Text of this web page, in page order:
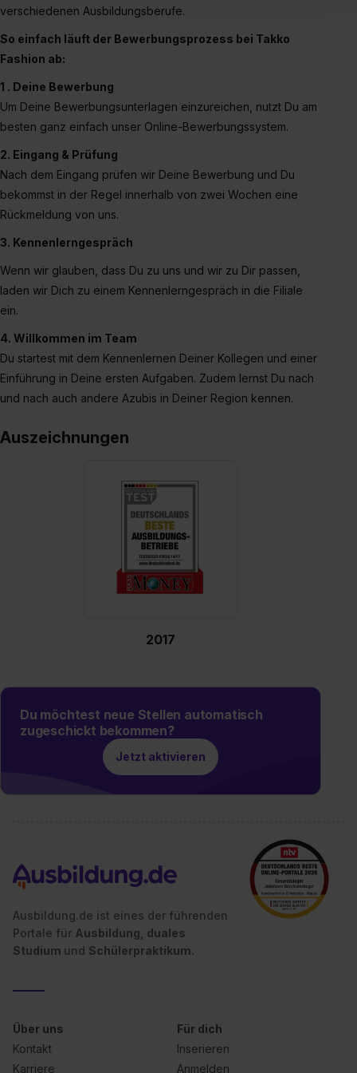
Inhalte (z.B. Videos oder Posts) angezeigt und hierfür
erforderliche personenbezogene Daten an Social Media
Dienste, ggfs. mit Sitz in den USA, übermittelt werden.
Einzelfall bei dem jeweiligen Inhalt erteilen. Willst du nur
bestimmte Verwendungszwecke zulassen, triff deine
Auswahl über die Checkboxen und klick auf „Auswahl
erlauben“. Die Einwilligung zur Platzierung von Cookies
der Kategorien „Präferenzen“, „Statistiken“ und „Social
Media und Marketing“ umfasst hierbei die Einwilligung
zur Übermittlung deiner Daten in die USA (Art. 49 Abs. 1
angemessenes Datenschutzniveau (EuGH – Schrems
II). Du kannst die von dir erteilte Einwilligung jederzeit mit
Wirkung für die Zukunft ganz oder teilweise über unsere
einzelnen Cookies findest du durch Klick auf „Details
zeigen“. Weitere Informationen:Datenschutzerklärung
Impressum.
verschiedenen Ausbildungsberufe.
So einfach läuft der Bewerbungsprozess bei Takko
Fashion ab:
1 . Deine Bewerbung
Um Deine Bewerbungsunterlagen einzureichen, nutzt Du am
besten ganz einfach unser Online-Bewerbungssystem.
2. Eingang & Prüfung
Nach dem Eingang prüfen wir Deine Bewerbung und Du
bekommst in der Regel innerhalb von zwei Wochen eine
Rückmeldung von uns.
3. Kennenlerngespräch
Wenn wir glauben, dass Du zu uns und wir zu Dir passen,
laden wir Dich zu einem Kennenlerngespräch in die Filiale
ein.
4. Willkommen im Team
Du startest mit dem Kennenlernen Deiner Kollegen und einer
Einführung in Deine ersten Aufgaben. Zudem lernst Du nach
und nach auch andere Azubis in Deiner Region kennen.
Auszeichnungen
2017
Du möchtest neue Stellen automatisch
zugeschickt bekommen?
Jetzt aktivieren
Ausbildung.de ist eines der führenden
Portale für Ausbildung, duales
Studium und Schülerpraktikum.
Über uns
Kontakt
Karriere
Für dich
Inserieren
Anmelden